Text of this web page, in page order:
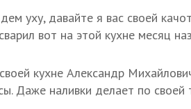
уху, давайте я вас своей
вот на этой кухне месяц
кухне Александр
Даже наливки делает по